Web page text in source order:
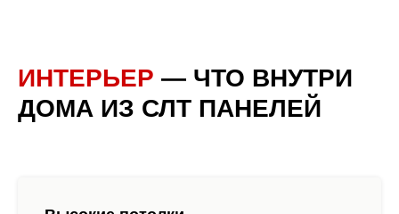
ИНТЕРЬЕР — ЧТО ВНУТРИ
ДОМА ИЗ СЛТ ПАНЕЛЕЙ